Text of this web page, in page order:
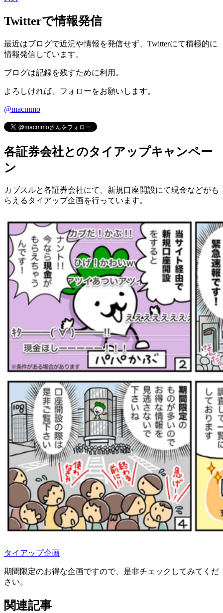
Twitterで情報発信
最近はブログで近況や情報を発信せず、Twitterにて積極的に
情報発信しています。
ブログは記録を残すために利用。
よろしければ、フォローをお願いします。
@macmmo
各証券会社とのタイアップキャンペー
ン
カブスルと各証券会社にて、 新規口座開設にて現金などがも
らえるタイアップ企画を行っています。
タイアップ企画
期間限定のお得な企画ですので、是非チェックしてみてくだ
さい。
関連記事